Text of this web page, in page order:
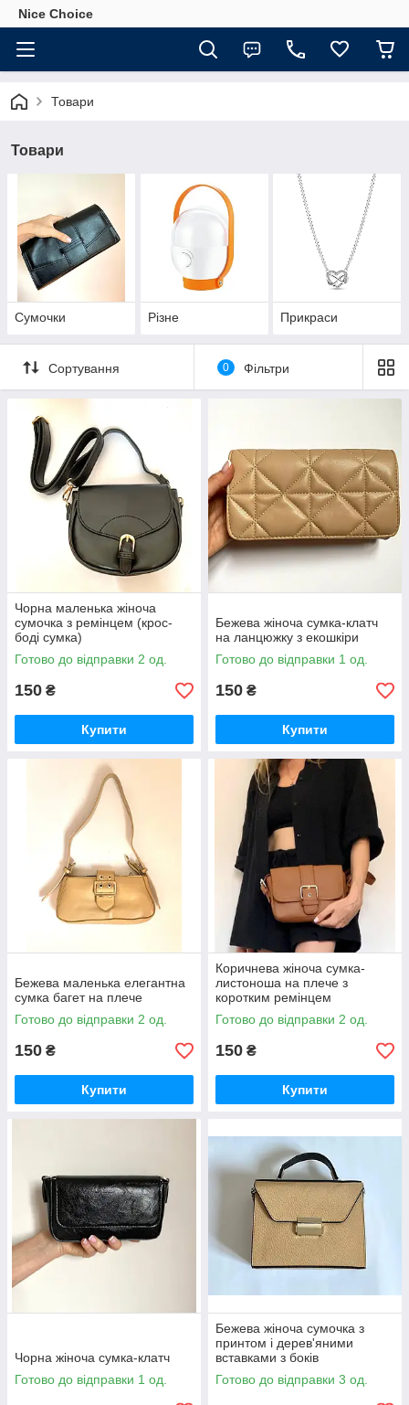
Nice Choice
Товари
Товари
Сумочки Різне Прикраси
Сортування 0 Фільтри
Чорна маленька жіноча
сумочка з ремінцем (крос-
боді сумка)
Готово до відправки 2 од.
150 ₴
Купити
Бежева жіноча сумка-клатч
на ланцюжку з екошкіри
Готово до відправки 1 од.
150 ₴
Купити
Бежева маленька елегантна
сумка багет на плече
Готово до відправки 2 од.
150 ₴
Купити
Коричнева жіноча сумка-
листоноша на плече з
коротким ремінцем
Готово до відправки 2 од.
150 ₴
Купити
Чорна жіноча сумка-клатч
Готово до відправки 1 од.
Бежева жіноча сумочка з
принтом і дерев'яними
вставками з боків
Готово до відправки 3 од.